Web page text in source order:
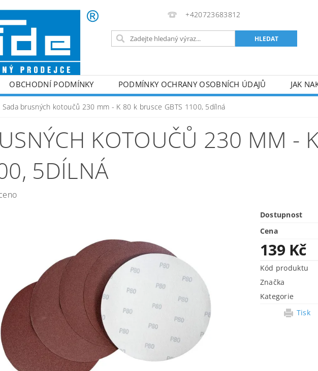
+420723683812
OBCHODNÍ PODMÍNKY PODMÍNKY OCHRANY OSOBNÍCH ÚDAJŮ JAK
PALIVOVÉHO DŘEVA AKUMULÁTOROVÉ NÁŘADÍ
VYBAVENÍ DÍLEN RUČNÍ NÁŘADÍ AKU NÁŘADÍ STAVEBNÍ
Sada brusných kotoučů 230 mm - K 80 k brusce GBTS 1100, 5dílná
KOTOUČŮ 230 MM -
5DÍLNÁ
Dostupnost
Cena
139 Kč
Kód produktu
Značka
Kategorie
Tisk